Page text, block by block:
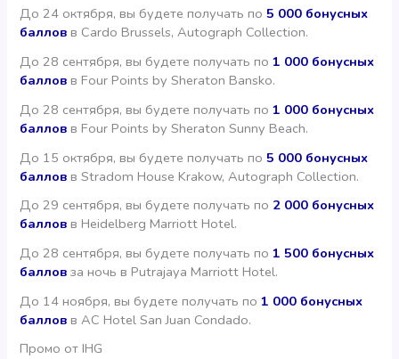
До 24 октября, вы будете получать по5 000 бонусных
баллов в Cardo Brussels, Autograph Collection.
До 28 сентября, вы будете получать по1 000 бонусных
баллов в Four Points by Sheraton Bansko.
До 28 сентября, вы будете получать по1 000 бонусных
баллов в Four Points by Sheraton Sunny Beach.
До 15 октября, вы будете получать по5 000 бонусных
баллов в Stradom House Krakow, Autograph Collection.
До 29 сентября, вы будете получать по 2 000 бонусных
баллов в Heidelberg Marriott Hotel.
До 28 сентября, вы будете получать по1 500 бонусных
баллов за ночь в Putrajaya Marriott Hotel.
До 14 ноября, вы будете получать по1 000 бонусных
баллов в AC Hotel San Juan Condado.
Промо от IHG